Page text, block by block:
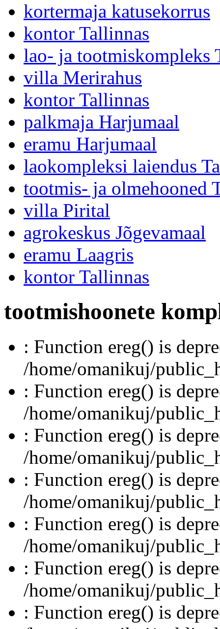
kortermaja katusekorrus
kontor Tallinnas
lao- ja tootmiskompleks
villa Merirahus
kontor Tallinnas
palkmaja Harjumaal
eramu Harjumaal
laokompleksi laiendus
tootmis- ja olmehooned
villa Pirital
agrokeskus Jõgevamaal
eramu Laagris
kontor Tallinnas
tootmishoonete
: Function ereg() is
/home/omanikuj/
: Function ereg() is
/home/omanikuj/
: Function ereg() is
/home/omanikuj/
: Function ereg() is
/home/omanikuj/
: Function ereg() is
/home/omanikuj/
: Function ereg() is
/home/omanikuj/
: Function ereg() is